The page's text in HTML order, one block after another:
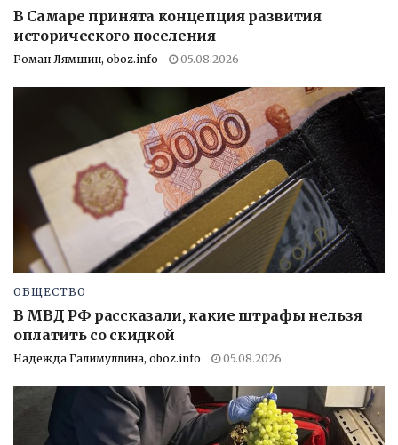
В Самаре принята концепция развития
исторического поселения
Роман Лямшин, oboz.info 05.08.2026
ОБЩЕСТВО
В МВД РФ рассказали, какие штрафы нельзя
оплатить со скидкой
Надежда Галимуллина, oboz.info 05.08.2026